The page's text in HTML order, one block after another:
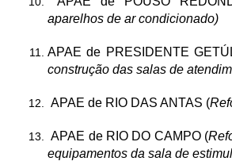
aparelhos de ar condicionado)
APAE de PRESIDENTE
construção das salas de
APAE de RIO DAS ANTAS (
APAE de RIO DO CAMPO (
equipamentos da sala de